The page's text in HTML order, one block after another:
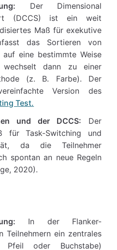
Der Dimensional
(DCCS) ist ein weit
Maß für exekutive
das Sortieren von
eine bestimmte Weise
dann zu einer
(z. B. Farbe). Der
Version des
Test.
und der DCCS: Der
für Task-Switching und
da die Teilnehmer
spontan an neue Regeln
2020).
In der Flanker-
Teilnehmern ein zentrales
oder Buchstabe)